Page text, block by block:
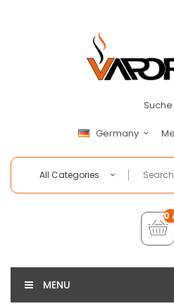
Suche
Germany
All Categories
0
MENU